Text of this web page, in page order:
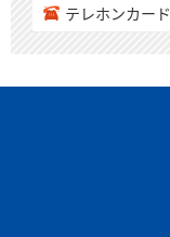
テレホンカード